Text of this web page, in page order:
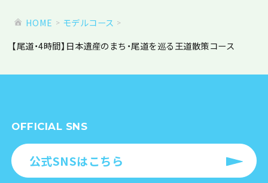
HOME
モデルコース
【尾道・4時間】日本遺産のまち・尾道を巡る王道散策コース
OFFICIAL SNS
公式SNSはこちら